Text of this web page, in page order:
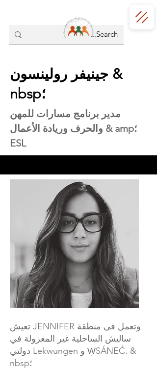
جينيفر رولينسون &
nbsp؛
مدير برنامج مسارات للمهن
والحرف وريادة الأعمال & amp؛
ESL
تعيش JENNIFER وتعمل في منطقة
ساليش الساحلية غير المعزولة في
دولتي Lekwungen و W̱SÁNEĆ. &
nbsp؛